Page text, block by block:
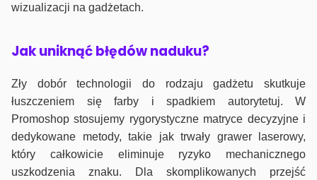
wizualizacji na gadżetach.
Jak uniknąć błędów naduku?
Zły dobór technologii do rodzaju gadżetu skutkuje
łuszczeniem się farby i spadkiem autorytetuj. W
Promoshop stosujemy rygorystyczne matryce decyzyjne i
dedykowane metody, takie jak trwały grawer laserowy,
który całkowicie eliminuje ryzyko mechanicznego
uszkodzenia znaku. Dla skomplikowanych przejść